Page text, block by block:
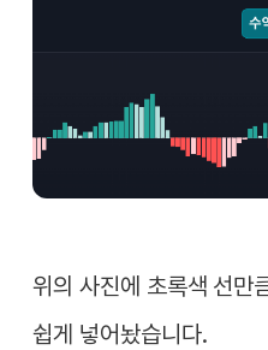
위의 사진에 초록색 선만
쉽게 넣어놨습니다.